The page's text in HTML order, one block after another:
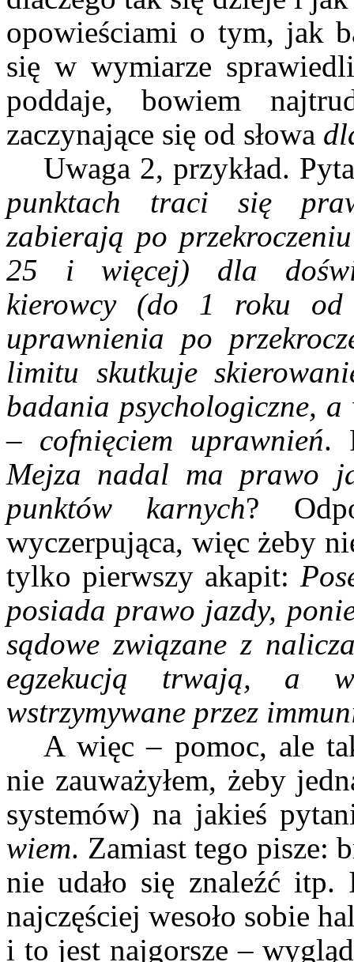
opowieściami o tym, jak
się w wymiarze
poddaje, bowiem
zaczynające się od słowa
Uwaga 2, przykład.
punktach traci się
zabierają po
25 i więcej) dla
kierowcy (do 1 roku od
uprawnienia po
limitu skutkuje
badania psychologiczne,
– cofnięciem uprawnień.
Mejza nadal ma prawo
punktów karnych?
wyczerpująca, więc żeby
tylko pierwszy akapit:
posiada prawo jazdy,
sądowe związane z
egzekucją trwają, a w
wstrzymywane przez
A więc – pomoc, ale
nie zauważyłem, żeby
systemów) na jakieś
wiem. Zamiast tego pisze:
nie udało się znaleźć
najczęściej wesoło sobie
i to jest najgorsze –